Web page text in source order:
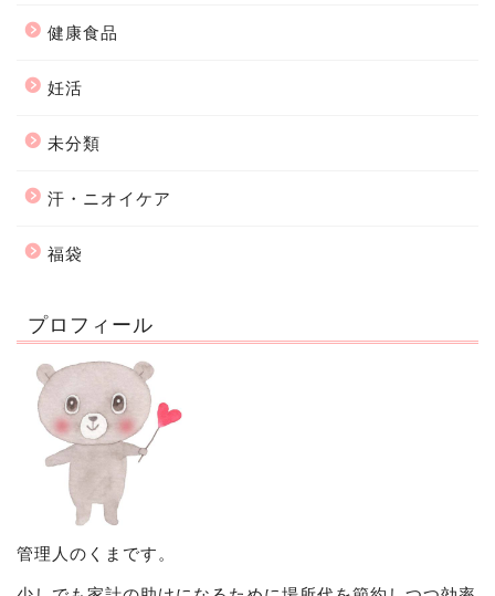
健康食品
妊活
未分類
汗・ニオイケア
福袋
プロフィール
管理人のくまです。